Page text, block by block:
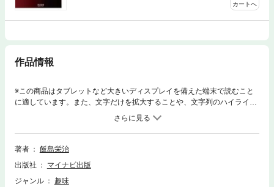
カートへ
作品情報
※この商品はタブレットなど大きいディスプレイを備えた端末で読むこと
に適しています。また、文字だけを拡大することや、文字列のハイライ
ト、検索、辞書の参照、引用などの機能が使用できません。飯島流引き角
戦法は四間飛車、ゴキゲン中飛車、三間飛車、向かい飛車と、すべての振
り飛車に対して後手番で対抗できる有力な作戦です。角道を開けずに、引
き角から８八玉型の美濃囲いに組むのが特長で、角のニラミを気にするこ
車にとってはいつもと感覚が異なることから、特に時間の短いアマチュア
大会などにお勧めです。先手番での応用や、棒銀など面白い急戦も載せま
著者
飯島栄治
出版社
マイナビ出版
ジャンル
趣味